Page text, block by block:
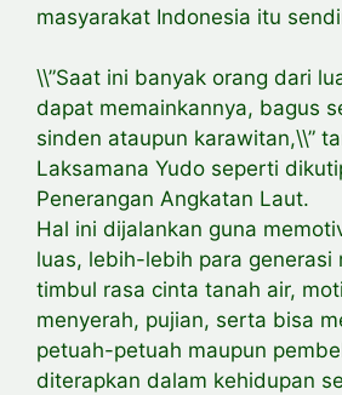
masyarakat Indonesia itu
\\”Saat ini banyak orang dari
dapat memainkannya, bagus
sinden ataupun karawitan,\\”
Laksamana Yudo seperti
Penerangan Angkatan Laut.
Hal ini dijalankan guna
luas, lebih-lebih para generasi
timbul rasa cinta tanah air,
menyerah, pujian, serta bisa
petuah-petuah maupun
diterapkan dalam kehidupan